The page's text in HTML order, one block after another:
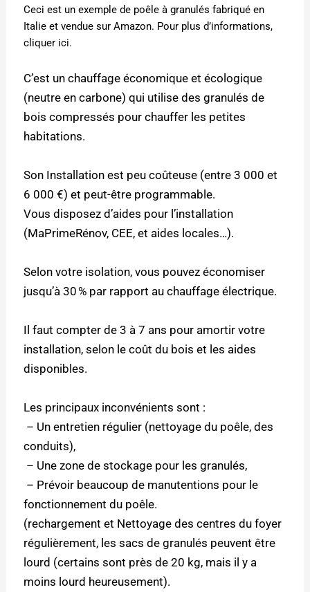
Ceci est un exemple de poêle à granulés fabriqué en
Italie et vendue sur Amazon. Pour plus d’informations,
cliquer ici.
C’est un chauffage économique et écologique
(neutre en carbone) qui utilise des granulés de
bois compressés pour chauffer les petites
habitations.
Son Installation est peu coûteuse (entre 3 000 et
6 000 €) et peut-être programmable.
Vous disposez d’aides pour l’installation
(MaPrimeRénov, CEE, et aides locales…).
Selon votre isolation, vous pouvez économiser
jusqu’à 30 % par rapport au chauffage électrique.
Il faut compter de 3 à 7 ans pour amortir votre
installation, selon le coût du bois et les aides
disponibles.
Les principaux inconvénients sont :
– Un entretien régulier (nettoyage du poêle, des
conduits),
– Une zone de stockage pour les granulés,
– Prévoir beaucoup de manutentions pour le
fonctionnement du poêle.
(rechargement et Nettoyage des centres du foyer
régulièrement, les sacs de granulés peuvent être
lourd (certains sont près de 20 kg, mais il y a
moins lourd heureusement).